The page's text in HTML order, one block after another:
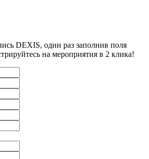
DEXIS, один раз заполнив поля
на мероприятия в 2 клика!